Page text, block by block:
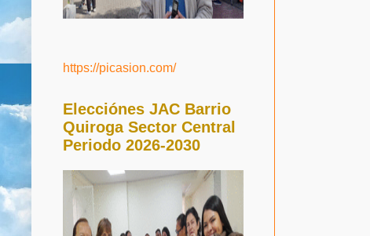
https://picasion.com/
Elecciónes JAC Barrio
Quiroga Sector Central
Periodo 2026-2030